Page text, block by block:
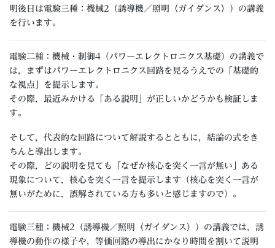
明後日は電験三種：機械2（誘導機／照明〈ガイダンス〉）の講義
を行います。
電験二種：機械・制御4（パワーエレクトロニクス基礎）の講義で
は，まずはパワーエレクトロニクス回路を見るうえでの「基礎的
な視点」を提示します。
その際，最近みかける「ある説明」が正しいかどうかも検証しま
す。
そして，代表的な回路について解説するとともに，結論の式をき
ちんと導出します。
その際，どの説明を見ても「なぜか核心を突く一言が無い」ある
現象について，核心を突く一言を提示します（核心を突く一言が
無いがために，誤解されている方も多いと感じますので）。
電験三種：機械2（誘導機／照明〈ガイダンス〉）の講義では，誘
導機の動作の様子や，等価回路の導出にかなり時間を割いて説明